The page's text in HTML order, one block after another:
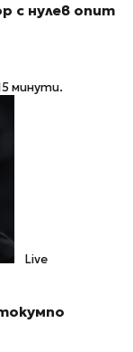
с нулев опит
минути.
Live